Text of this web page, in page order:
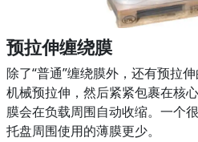
预拉伸缠绕膜
除了“普通”缠绕膜外，还有预拉
机械预拉伸，然后紧紧包裹在核
膜会在负载周围自动收缩。一个
托盘周围使用的薄膜更少。